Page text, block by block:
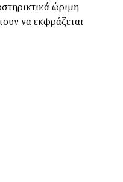
ώριμη
να εκφράζεται